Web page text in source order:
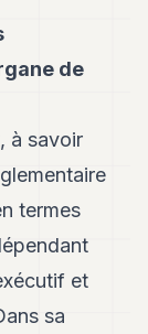
de
à savoir
termes
et
sa